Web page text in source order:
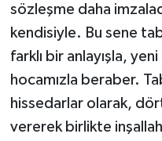
sözleşme daha
kendisiyle. Bu sene
farklı bir anlayışla,
hocamızla beraber.
hissedarlar olarak,
vererek birlikte
KÜLTÜR SANAT
MAGAZİN
Otomobil